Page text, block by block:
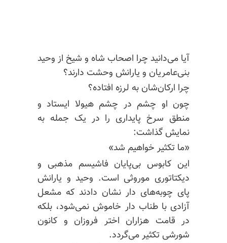
آیا می‌دانید چرا اصحاب شاه و شیخ از وحید
بنی‌عامریان و یارانش وحشت دارند؟
چرا ارکان‌شان به لرزه افتاده؟
چون او چشم در چشم هیولا ایستاد و
منطق سرخ پایداری را در یک جمله به
نمایش گذاشت:
«ما تکثیر خواهیم شد»
این کابوس بی‌پایان فاشیسم مذهبی و
دیکتاتوری موروثی است. وحید و یارانش
پای چوبه‌های دار نشان دادند که مشعل
آزادی با طناب دار خاموش نمی‌شود، بلکه
در قامت هزاران اختر فروزان و کانون
شورشی تکثیر می‌گردد.